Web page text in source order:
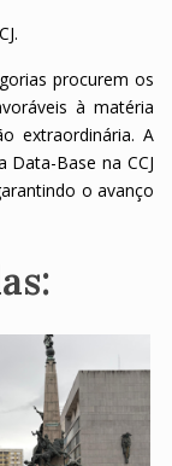
procurem os
à matéria
extraordinária. A
Base na CCJ
o avanço